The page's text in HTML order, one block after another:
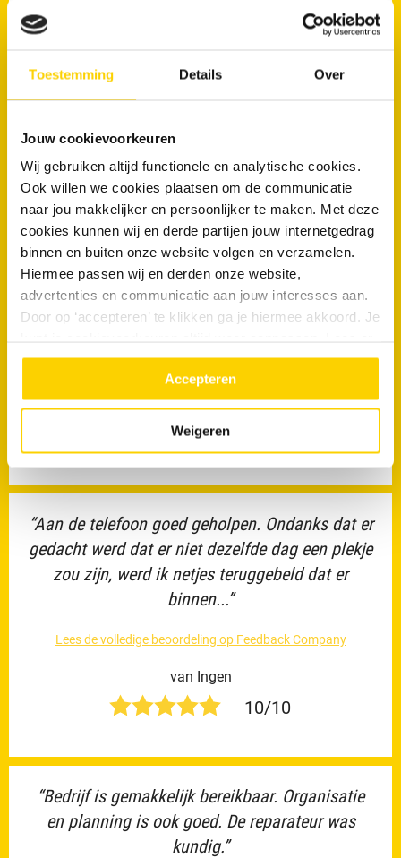
Toestemming Details Over
Jouw cookievoorkeuren
Wij gebruiken altijd functionele en analytische cookies.
Ook willen we cookies plaatsen om de communicatie
naar jou makkelijker en persoonlijker te maken. Met deze
cookies kunnen wij en derde partijen jouw internetgedrag
binnen en buiten onze website volgen en verzamelen.
Hiermee passen wij en derden onze website,
advertenties en communicatie aan jouw interesses aan.
Door op ‘accepteren’ te klikken ga je hiermee akkoord. Je
meer over in onsprivacy beleid.
Accepteren
Weigeren
aangepakt. Kundige monteur dit...”
anonymous
“Ali is top, vakkundig en goed aanspreekbaar”
Floriade
10/10
“Snel en opgelost”
Ed
“Aan de telefoon goed geholpen. Ondanks dat er
gedacht werd dat er niet dezelfde dag een plekje
zou zijn, werd ik netjes teruggebeld dat er
binnen...”
Lees de volledige beoordeling op Feedback Company
van Ingen
10/10
“Bedrijf is gemakkelijk bereikbaar. Organisatie
en planning is ook goed. De reparateur was
kundig.”